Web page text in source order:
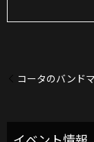
コータのバンド